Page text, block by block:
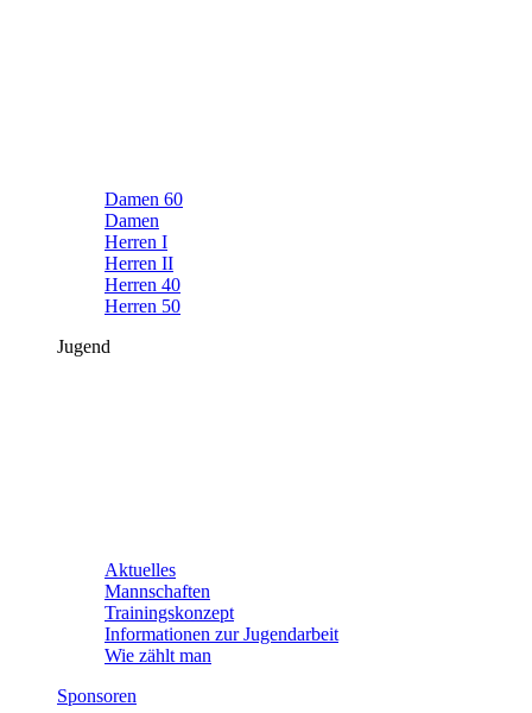
Damen 60
Damen
Herren I
Herren II
Herren 40
Herren 50
Jugend
Aktuelles
Mannschaften
Trainingskonzept
Informationen zur Jugendarbeit
Wie zählt man
Sponsoren